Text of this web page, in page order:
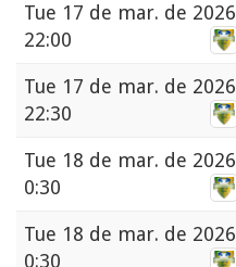
Tue 17 de mar. de 2026
22:00
Tue 17 de mar. de 2026
22:30
Tue 18 de mar. de 2026
0:30
Tue 18 de mar. de 2026
0:30